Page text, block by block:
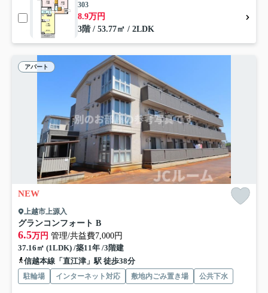
303
8.9万円
3階 / 53.77㎡ / 2LDK
アパート
NEW
上越市上源入
グランコンフォート B
6.5万円 管理/共益費7,000円
37.16㎡ (1LDK) /築11年 /3階建
信越本線「直江津」駅 徒歩38分
駐輪場 インターネット対応 敷地内ごみ置き場 公共下水